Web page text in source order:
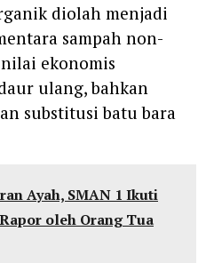
diolah menjadi
sampah non-
ekonomis
ulang, bahkan
substitusi batu bara
Ayah, SMAN 1 Ikuti
oleh Orang Tua